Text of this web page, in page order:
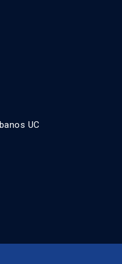
UC